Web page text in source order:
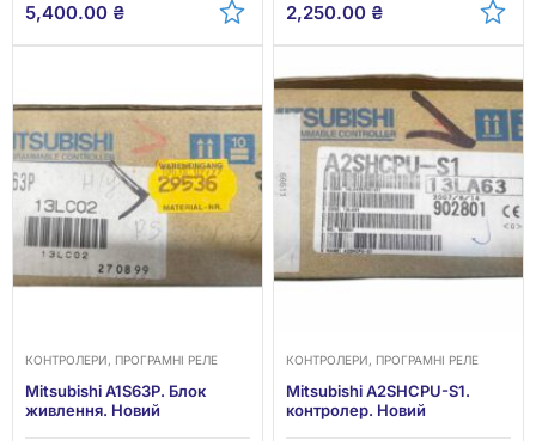
5,400.00 ₴ 2,250.00 ₴
КОНТРОЛЕРИ, ПРОГРАМНІ РЕЛЕ
Mitsubishi A1S63P. Блок
живлення. Новий
КОНТРОЛЕРИ, ПРОГРАМНІ РЕЛЕ
Mitsubishi A2SHCPU-S1.
контролер. Новий